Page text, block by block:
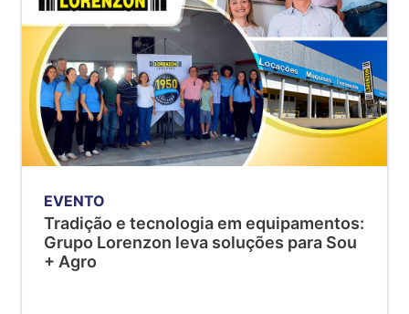
EVENTO
Tradição e tecnologia em equipamentos:
Grupo Lorenzon leva soluções para Sou
+ Agro